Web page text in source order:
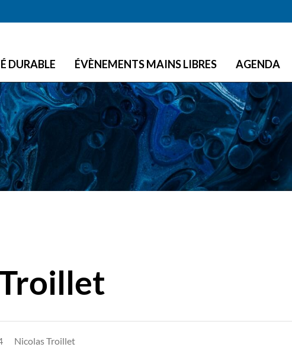
Skip to main content
DURABLE ÉVÈNEMENTS MAINS LIBRES AGENDA
Nicolas Troillet